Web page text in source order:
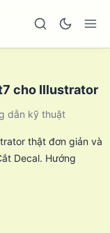
cho Illustrator
dẫn kỹ thuật
thật đơn giản và
Decal. Hướng